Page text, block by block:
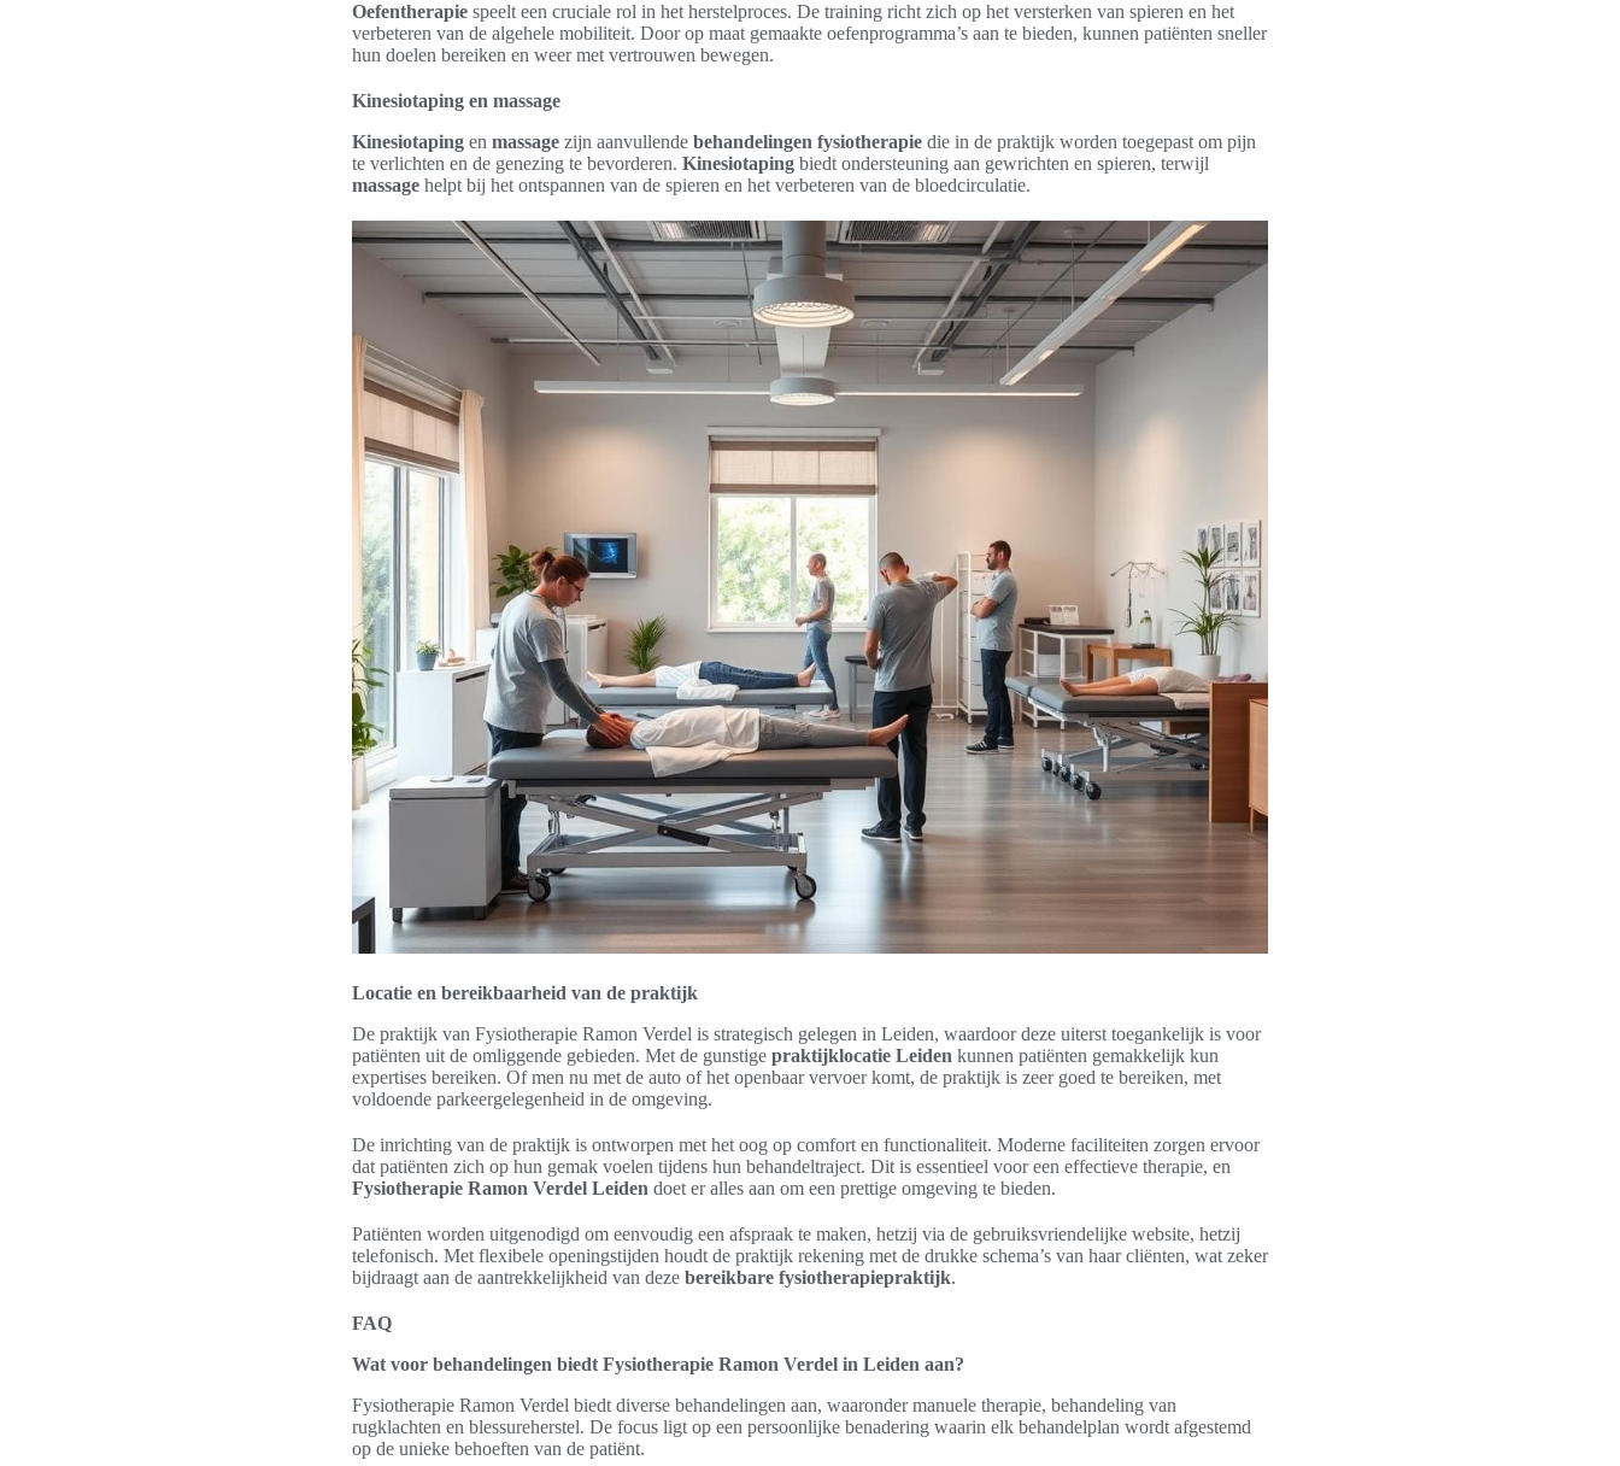
Oefentherapie speelt een cruciale rol in het herstelproces. De training richt zich op het versterken van spieren en het
verbeteren van de algehele mobiliteit. Door op maat gemaakte oefenprogramma’s aan te bieden, kunnen patiënten sneller
hun doelen bereiken en weer met vertrouwen bewegen.
Kinesiotaping en massage
Kinesiotaping en massage zijn aanvullende behandelingen fysiotherapie die in de praktijk worden toegepast om pijn
te verlichten en de genezing te bevorderen. Kinesiotaping biedt ondersteuning aan gewrichten en spieren, terwijl
massage helpt bij het ontspannen van de spieren en het verbeteren van de bloedcirculatie.
Locatie en bereikbaarheid van de praktijk
De praktijk van Fysiotherapie Ramon Verdel is strategisch gelegen in Leiden, waardoor deze uiterst toegankelijk is voor
patiënten uit de omliggende gebieden. Met de gunstige praktijklocatie Leiden kunnen patiënten gemakkelijk kun
expertises bereiken. Of men nu met de auto of het openbaar vervoer komt, de praktijk is zeer goed te bereiken, met
voldoende parkeergelegenheid in de omgeving.
De inrichting van de praktijk is ontworpen met het oog op comfort en functionaliteit. Moderne faciliteiten zorgen ervoor
dat patiënten zich op hun gemak voelen tijdens hun behandeltraject. Dit is essentieel voor een effectieve therapie, en
Fysiotherapie Ramon Verdel Leiden doet er alles aan om een prettige omgeving te bieden.
Patiënten worden uitgenodigd om eenvoudig een afspraak te maken, hetzij via de gebruiksvriendelijke website, hetzij
telefonisch. Met flexibele openingstijden houdt de praktijk rekening met de drukke schema’s van haar cliënten, wat zeker
bijdraagt aan de aantrekkelijkheid van deze bereikbare fysiotherapiepraktijk.
FAQ
Wat voor behandelingen biedt Fysiotherapie Ramon Verdel in Leiden aan?
Fysiotherapie Ramon Verdel biedt diverse behandelingen aan, waaronder manuele therapie, behandeling van
rugklachten en blessureherstel. De focus ligt op een persoonlijke benadering waarin elk behandelplan wordt afgestemd
op de unieke behoeften van de patiënt.